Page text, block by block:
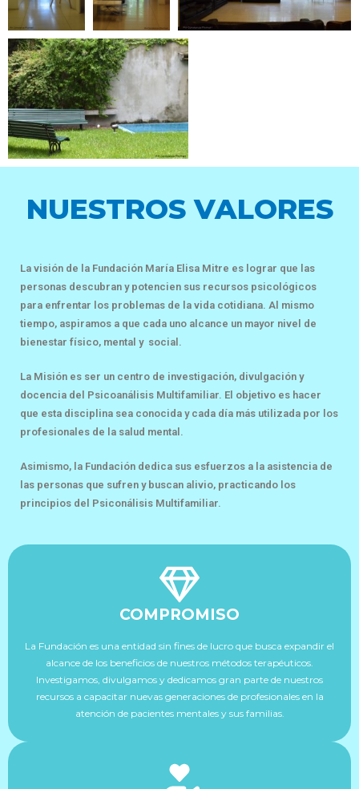
NUESTROS VALORES
La visión de la Fundación María Elisa Mitre es lograr que las
personas descubran y potencien sus recursos psicológicos
para enfrentar los problemas de la vida cotidiana. Al mismo
tiempo, aspiramos a que cada uno alcance un mayor nivel de
bienestar físico, mental y social.
La Misión es ser un centro de investigación, divulgación y
docencia del Psicoanálisis Multifamiliar. El objetivo es hacer
que esta disciplina sea conocida y cada día más utilizada por los
profesionales de la salud mental.
Asimismo, la Fundación dedica sus esfuerzos a la asistencia de
las personas que sufren y buscan alivio, practicando los
principios del Psiconálisis Multifamiliar.
COMPROMISO
La Fundación es una entidad sin fines de lucro que busca expandir el
alcance de los beneficios de nuestros métodos terapéuticos.
Investigamos, divulgamos y dedicamos gran parte de nuestros
recursos a capacitar nuevas generaciones de profesionales en la
atención de pacientes mentales y sus familias.